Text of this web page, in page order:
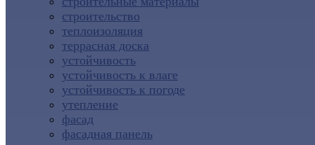
строительство
теплоизоляция
террасная доска
устойчивость
устойчивость к влаге
устойчивость к погоде
утепление
фасад
фасадная панель